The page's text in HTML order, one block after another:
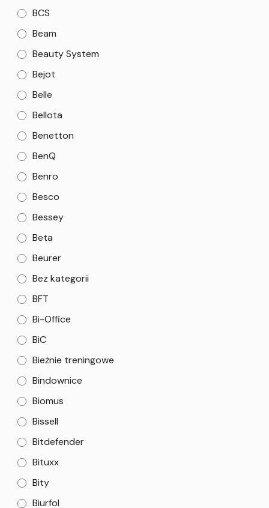
BCS
Beam
Beauty System
Bejot
Belle
Bellota
Benetton
BenQ
Benro
Besco
Bessey
Beta
Beurer
Bez kategorii
BFT
Bi-Office
BiC
Bieżnie treningowe
Bindownice
Biomus
Bissell
Bitdefender
Bituxx
Bity
Biurfol